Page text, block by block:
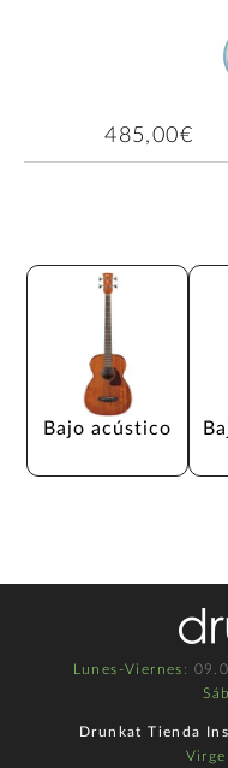
485,00€
Bajo acústico
Lunes-Viernes :
Drunkat Tienda